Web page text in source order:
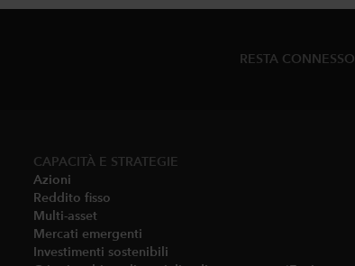
RESTA CONNESSO
CAPACITÀ E STRATEGIE
Azioni
Reddito fisso
Multi-asset​
Mercati emergenti
Investimenti sostenibili